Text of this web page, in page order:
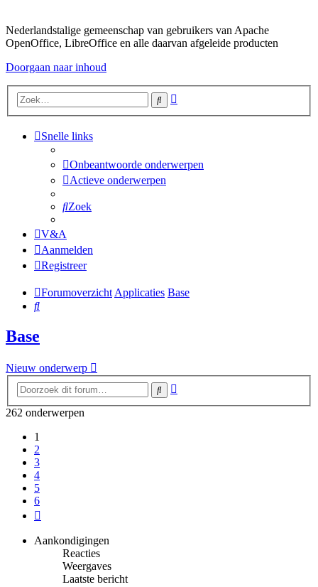
Nederlandstalige gemeenschap van gebruikers van Apache
OpenOffice, LibreOffice en alle daarvan afgeleide producten
Doorgaan naar inhoud
Zoek
Snelle links
Onbeantwoorde onderwerpen
Actieve onderwerpen
Zoek
V&A
Aanmelden
Registreer
Forumoverzicht Applicaties Base
Zoek
Base
Nieuw onderwerp
Zoek
262 onderwerpen
1
2
3
4
5
6
Aankondigingen
Reacties
Weergaves
Laatste bericht